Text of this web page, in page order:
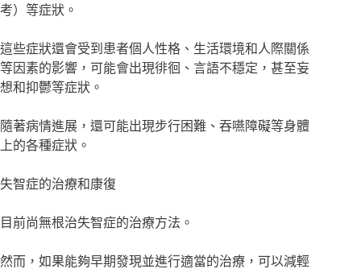
考）等症狀。
這些症狀還會受到患者個人性格、生活環境和人際關係
等因素的影響，可能會出現徘徊、言語不穩定，甚至妄
想和抑鬱等症狀。
隨著病情進展，還可能出現步行困難、吞嚥障礙等身體
上的各種症狀。
失智症的治療和康復
目前尚無根治失智症的治療方法。
然而，如果能夠早期發現並進行適當的治療，可以減輕